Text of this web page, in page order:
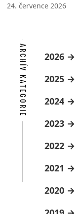
24. července 2026
ARCHÍV KATEGORIE 2026
2025
2024
2023
2022
2021
2020